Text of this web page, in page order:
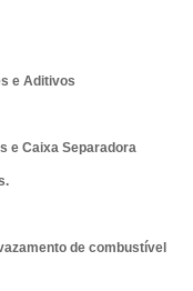
e Aditivos
e Caixa Separadora
de combustível